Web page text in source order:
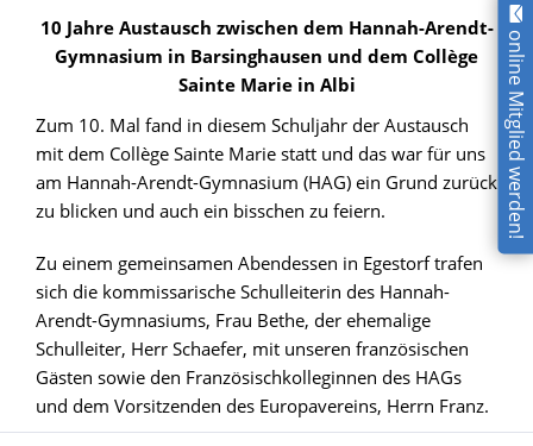
10 Jahre Austausch zwischen dem Hannah-Arendt-
Gymnasium in Barsinghausen und dem Collège
Sainte Marie in Albi
Zum 10. Mal fand in diesem Schuljahr der Austausch
mit dem Collège Sainte Marie statt und das war für uns
am Hannah-Arendt-Gymnasium (HAG) ein Grund zurück
zu blicken und auch ein bisschen zu feiern.
Zu einem gemeinsamen Abendessen in Egestorf trafen
sich die kommissarische Schulleiterin des Hannah-
Arendt-Gymnasiums, Frau Bethe, der ehemalige
Schulleiter, Herr Schaefer, mit unseren französischen
Gästen sowie den Französischkolleginnen des HAGs
und dem Vorsitzenden des Europavereins, Herrn Franz.
online Mitglied werden!